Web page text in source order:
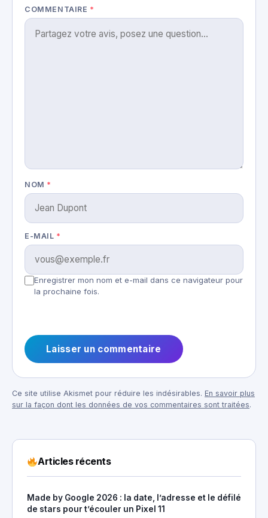
COMMENTAIRE *
NOM *
E-MAIL *
Enregistrer mon nom et e-mail dans ce navigateur pour
la prochaine fois.
Ce site utilise Akismet pour réduire les indésirables. En savoir plus
sur la façon dont les données de vos commentaires sont traitées.
Articles récents
Made by Google 2026 : la date, l’adresse et le défilé
de stars pour t’écouler un Pixel 11